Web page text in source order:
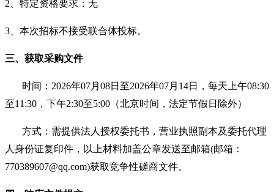
2、特定资格要求：无
3、本次招标不接受联合体投标。
三、获取采购文件
时间： 2026年07月08日至2026年07月14日， 每天上午08:30
至11:30，下午2:30至5:00（北京时间，法定节假日除外）
方式：需提供法人授权委托书，营业执照副本及委托代理
人身份证复印件，以上材料加盖公章发送至邮箱(邮箱：
770389607@qq.com)获取竞争性磋商文件。